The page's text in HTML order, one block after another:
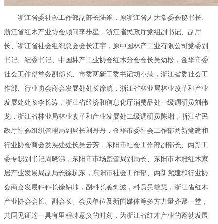
浙江省委社会工作部副部长陆维，原浙江省人大常委会秘书长、
浙江省红木产业协会顾问李步星，浙江省民政厅党组副书记、副厅
长、浙江省社会组织总会会长江宇，原中国林产工业有限公司党委副
书记、纪委书记、中国林产工业协会红木分会会长吴劲松，金华市委
社会工作部常务副部长、市委两新工委书记胡小荣，浙江省委社会工
作部、行业协会商会发展处处长徐航，浙江省林业局林业改革和产业
发展处处长李长涛，浙江省经济和信息化厅消费品处一级调研员刘伟
龙，浙江省林业局林业改革和产业发展处二级调研员陈湘，浙江省民
政厅社会组织管理局副局长刘丹丹，金华市委社会工作部两新党建和
行业协会商会发展处处长吴云芳，东阳市社会工作部副部长、两新工
委专职副书记周晓沸，东阳市市场监管局副局长、东阳市木雕红木家
居产业发展局副局长徐杭东，东阳市社会工作部、两新党建和行业协
会商会发展科科长徐锦帅，副科长龚剑波，科员吴敏慧，浙江省红木
产业协会会长、副会长、会员单位及新闻媒体等多方力量齐聚一堂，
共同见证这一具有里程碑意义的时刻，为浙江省红木产业的蓬勃发展